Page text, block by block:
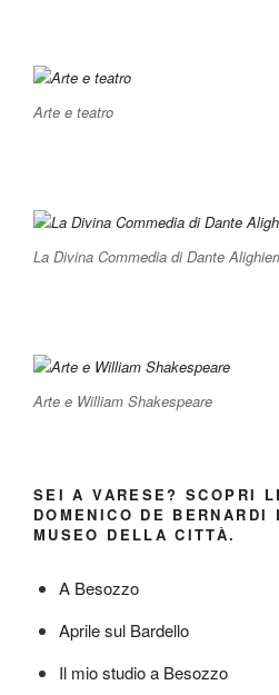
Arte e teatro
La Divina Commedia di Dante Alighieri
Arte e William Shakespeare
SEI A VARESE? SCOPRI
DOMENICO DE BERNARDI
MUSEO DELLA CITTÀ.
A Besozzo
Aprile sul Bardello
Il mio studio a Besozzo